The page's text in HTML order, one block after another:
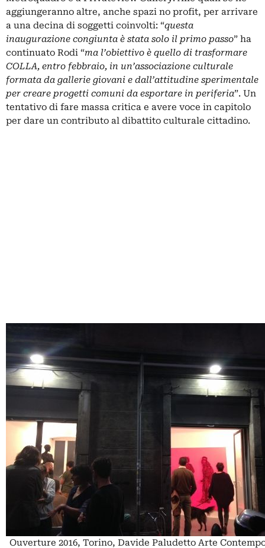
aggiungeranno altre, anche spazi no profit, per arrivare
a una decina di soggetti coinvolti: “questa
inaugurazione congiunta è stata solo il primo passo” ha
continuato Rodi “ma l’obiettivo è quello di trasformare
COLLA, entro febbraio, in un’associazione culturale
formata da gallerie giovani e dall’attitudine sperimentale
per creare progetti comuni da esportare in periferia”. Un
tentativo di fare massa critica e avere voce in capitolo
per dare un contributo al dibattito culturale cittadino.
Ouverture 2016, Torino, Davide Paludetto Arte